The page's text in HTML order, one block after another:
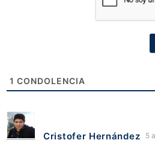
1 CONDOLENCIA
Cristofer Hernández 5